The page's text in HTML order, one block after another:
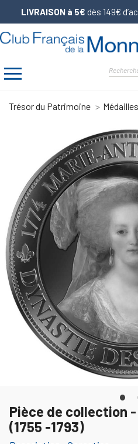
LIVRAISON à 5€ dès 149€
Trésor du Patrimoine Médailles
Pièce de collection
(1755 -1793)